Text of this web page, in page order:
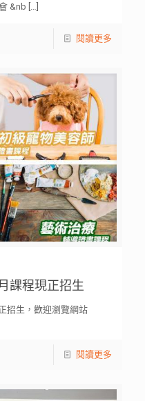
&nb […]
閱讀更多
課程現正招生
招生，歡迎瀏覽網站
閱讀更多